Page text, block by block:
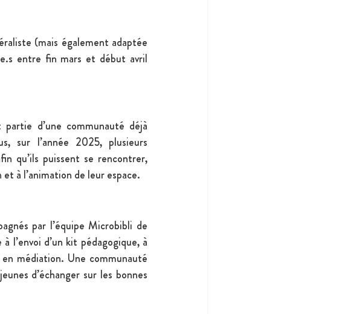
(mais également adaptée
entre fin mars et début avril
d’une communauté déjà
sur l’année 2025, plusieurs
qu’ils puissent se rencontrer,
à l’animation de leur espace.
par l’équipe Microbibli de
l’envoi d’un kit pédagogique, à
médiation. Une communauté
d’échanger sur les bonnes